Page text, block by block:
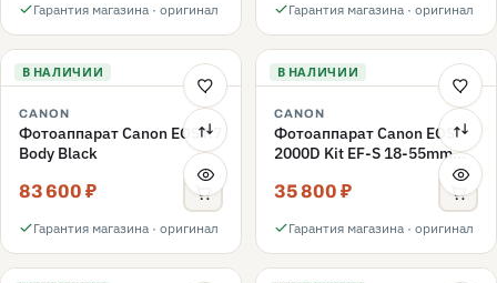
Гарантия магазина · оригинал Гарантия магазина · оригинал
В НАЛИЧИИ
CANON
Фотоаппарат Canon EOS R7
Body Black
83 600 ₽
Гарантия магазина · оригинал
В НАЛИЧИИ
CANON
Фотоаппарат Canon EOS
2000D Kit EF-S 18-55mm
35 800 ₽
Гарантия магазина · оригинал